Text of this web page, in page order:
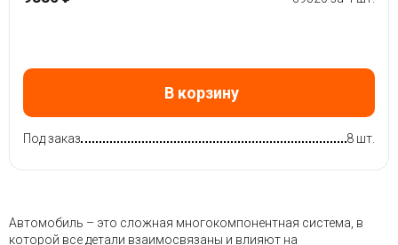
В корзину
Под заказ 8 шт.
Автомобиль – это сложная многокомпонентная система, в
которой все детали взаимосвязаны и влияют на